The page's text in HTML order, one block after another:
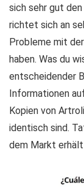
sich sehr gut
richtet sich an
Probleme mit
haben. Was du
entscheidender
Informationen
Kopien von
identisch sind.
dem Markt